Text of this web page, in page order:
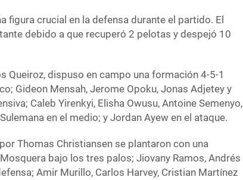
figura crucial en la defensa durante el partido. El
debido a que recuperó 2 pelotas y despejó 10
Queiroz, dispuso en campo una formación 4-5-1
Gideon Mensah, Jerome Opoku, Jonas Adjetey y
Caleb Yirenkyi, Elisha Owusu, Antoine Semenyo,
en el medio; y Jordan Ayew en el ataque.
Thomas Christiansen se plantaron con una
bajo los tres palos; Jiovany Ramos, Andrés
Amir Murillo, Carlos Harvey, Cristian Martínez